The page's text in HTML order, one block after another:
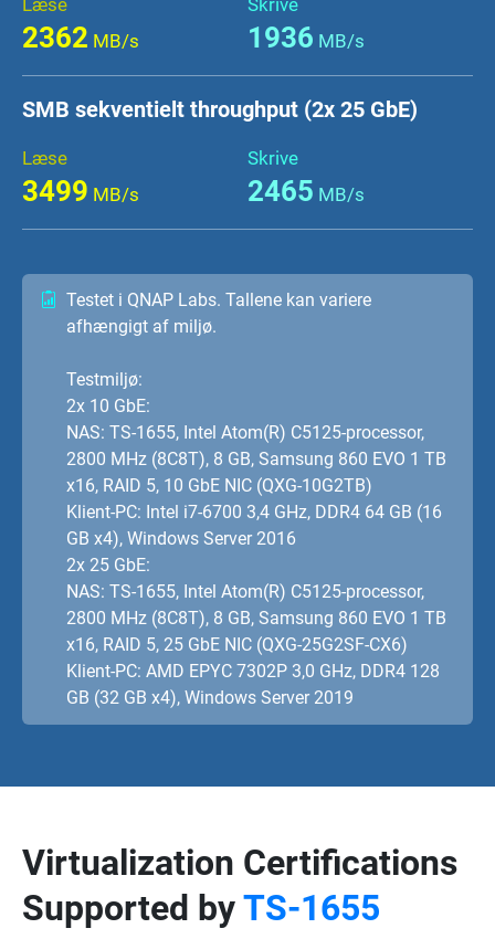
Læse
2362 MB/s
Skrive
1936 MB/s
SMB sekventielt throughput (2x 25 GbE)
Læse
3499 MB/s
Skrive
2465 MB/s
Testet i QNAP Labs. Tallene kan variere
afhængigt af miljø.
Testmiljø:
2x 10 GbE:
NAS: TS-1655, Intel Atom(R) C5125-processor,
2800 MHz (8C8T), 8 GB, Samsung 860 EVO 1 TB
x16, RAID 5, 10 GbE NIC (QXG-10G2TB)
Klient-PC: Intel i7-6700 3,4 GHz, DDR4 64 GB (16
GB x4), Windows Server 2016
2x 25 GbE:
NAS: TS-1655, Intel Atom(R) C5125-processor,
2800 MHz (8C8T), 8 GB, Samsung 860 EVO 1 TB
x16, RAID 5, 25 GbE NIC (QXG-25G2SF-CX6)
Klient-PC: AMD EPYC 7302P 3,0 GHz, DDR4 128
GB (32 GB x4), Windows Server 2019
Virtualization Certifications
Supported byTS-1655